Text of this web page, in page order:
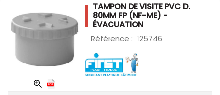
TAMPON DE VISITE PVC D.
80MM FP (NF-ME) -
ÉVACUATION
Référence : 125746